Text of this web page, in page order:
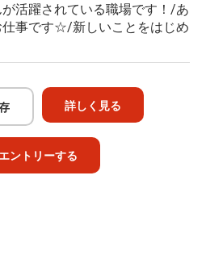
活躍されている職場です！/あ
仕事です☆/新しいことをはじめ
詳しく見る
エントリーする